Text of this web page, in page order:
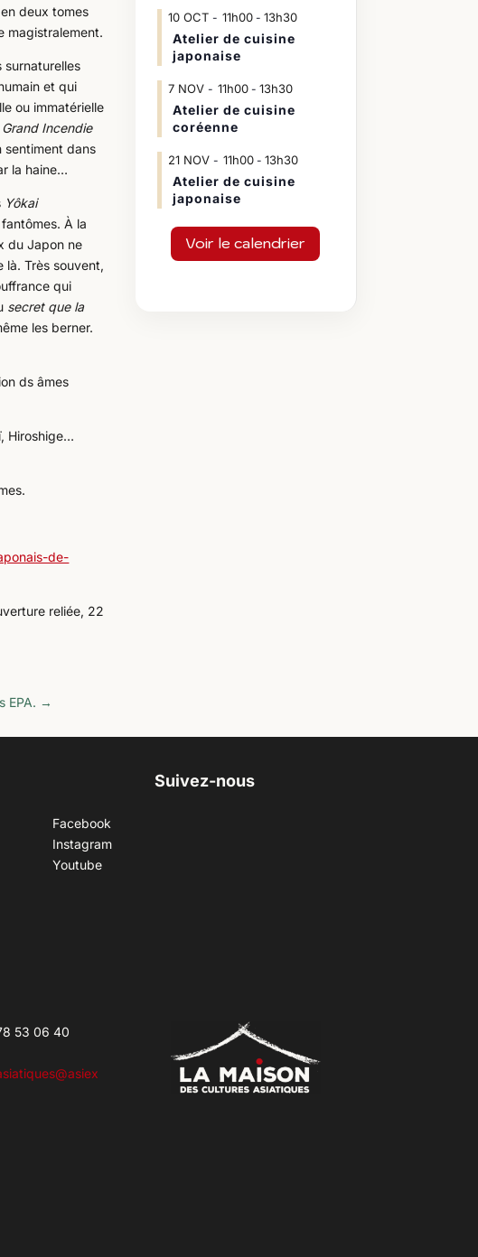
deux tomes
magistralement.
et qui
ou immatérielle
Grand Incendie
sentiment dans
la haine…
Yôkai
À la
du Japon ne
là. Très souvent,
qui
secret que la
les berner.
ds âmes
Hiroshige…
de-
reliée, 22
EPA. →
10 OCT 11h00- 13h30
Atelier de cuisine
japonaise
7 NOV 11h00- 13h30
Atelier de cuisine
coréenne
21 NOV 11h00- 13h30
Atelier de cuisine
japonaise
Voir le calendrier
Suivez-nous
Facebook
Instagram
Youtube
53 06 40